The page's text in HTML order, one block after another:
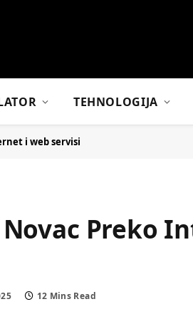
TEHNOLOGIJA
i web servisi
Preko
12 Mins Read